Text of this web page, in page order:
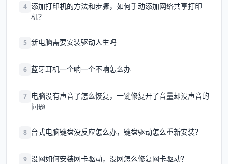
4 添加打印机的方法和步骤，如何手动添加网络共享打印
机？
5 新电脑需要安装驱动人生吗
6 蓝牙耳机一个响一个不响怎么办
7 电脑没有声音了怎么恢复，一键修复开了音量却没声音的
问题
8 台式电脑键盘没反应怎么办，键盘驱动怎么重新安装？
9 没网如何安装网卡驱动，没网怎么修复网卡驱动？